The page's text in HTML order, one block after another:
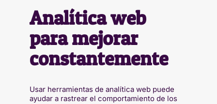
Analítica web
para mejorar
constantemente
Usar herramientas de analítica web puede
ayudar a rastrear el comportamiento de los